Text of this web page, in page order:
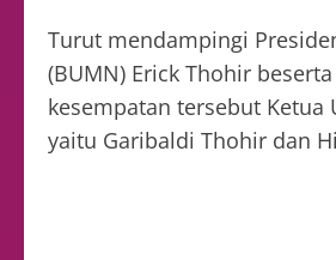
Turut mendampingi
(BUMN) Erick Thohir
kesempatan tersebut Ketua
yaitu Garibaldi Thohir dan